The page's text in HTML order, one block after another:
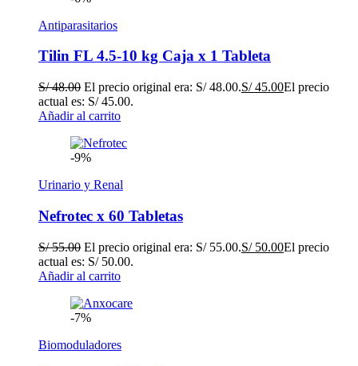
Antiparasitarios
Tilin FL 4.5-10 kg Caja x 1 Tableta
S/48.00 El precio original era: S/ 48.00.S/45.00El precio
actual es: S/ 45.00.
Añadir al carrito
-9%
Urinario y Renal
Nefrotec x 60 Tabletas
S/55.00 El precio original era: S/ 55.00.S/50.00El precio
actual es: S/ 50.00.
Añadir al carrito
-7%
Biomoduladores